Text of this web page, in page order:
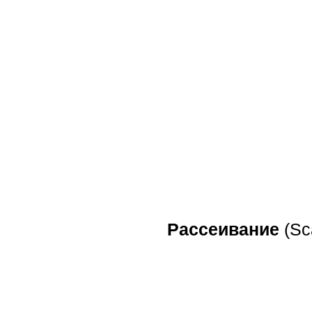
Рассеивание